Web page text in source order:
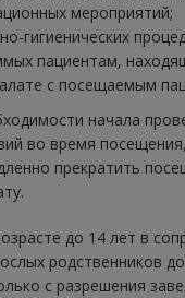
мероприятий;
гигиенических
пациентам,
с посещаемым
начала
во время
прекратить
до 14 лет в
родственников
с разрешения